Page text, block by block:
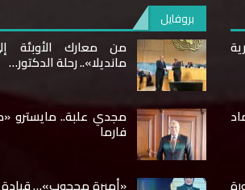
بروفايل
من معارك الأوبئة
مانديلا».. رحلة الدكتور…
مجدي علبة.. مايسترو
فارما
«أميرة محجوب»…